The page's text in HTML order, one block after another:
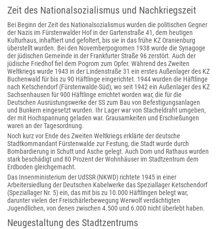
Zeit des Nationalsozialismus und Nachkriegszeit
Bei Beginn der Zeit des Nationalsozialismus wurden die politischen Gegner
der Nazis im Fürstenwalder Hof in der Gartenstraße 41, dem heutigen
Kulturhaus, inhaftiert und gefoltert, bis sie in das frühe KZ Oranienburg
überstellt wurden. Bei den Novemberpogromen 1938 wurde die Synagoge
der jüdischen Gemeinde in der Frankfurter Straße 96 zerstört. Auch der
jüdische Friedhof fiel dem Pogrom zum Opfer. Während des Zweiten
Weltkriegs wurde 1943 in der Lindenstraße 31 ein erstes Außenlager des KZ
Buchenwald für bis zu 90 Häftlinge eingerichtet. 1944 wurden die Häftlinge
nach Ketschendorf (Fürstenwalde-Süd), wo seit 1942 ein Außenlager des KZ
Sachsenhausen für 900 Häftlinge errichtet worden war, die für die
Deutschen Ausrüstungswerke der SS zum Bau von Befestigungsanlagen
und Bunkern eingesetzt wurden. Ihr Lager war von Stacheldraht umgeben,
der mit Hochspannung geladen war. Grausamkeiten und Erschießungen
waren an der Tagesordnung.
Noch kurz vor Ende des Zweiten Weltkriegs erklärte der deutsche
Stadtkommandant Fürstenwalde zur Festung, die Stadt wurde durch
Bombardierung in Schutt und Asche gelegt. Auch Dom und Rathaus wurden
stark beschädigt und 80 Prozent der Wohnhäuser im Stadtzentrum dem
Erdboden gleichgemacht.
Das Innenministerium der UdSSR (NKWD) richtete 1945 in einer
Arbeitersiedlung der Deutschen Kabelwerke das Speziallager Ketschendorf
(Speziallager Nr. 5) ein, das mit bis zu 10.000 Häftlingen belegt war,
darunter vielen der Freischärlerbewegung Werwolf verdächtigten
Jugendlichen, von denen zwischen 4.500 und 6.000 nicht überlebt haben.
Neugestaltung des Stadtzentrums